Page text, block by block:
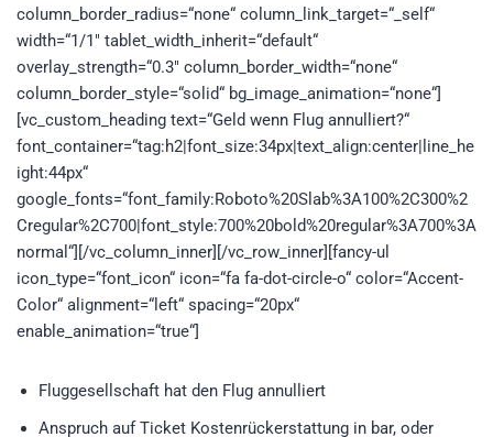
column_border_radius=“none“ column_link_target=“_self“
width=“1/1″ tablet_width_inherit=“default“
overlay_strength=“0.3″ column_border_width=“none“
column_border_style=“solid“ bg_image_animation=“none“]
[vc_custom_heading text=“Geld wenn Flug annulliert?“
font_container=“tag:h2|font_size:34px|text_align:center|line_he
ight:44px“
google_fonts=“font_family:Roboto%20Slab%3A100%2C300%2
Cregular%2C700|font_style:700%20bold%20regular%3A700%3A
normal“][/vc_column_inner][/vc_row_inner][fancy-ul
icon_type=“font_icon“ icon=“fa fa-dot-circle-o“ color=“Accent-
Color“ alignment=“left“ spacing=“20px“
enable_animation=“true“]
Fluggesellschaft hat den Flug annulliert
Anspruch auf Ticket Kostenrückerstattung in bar, oder